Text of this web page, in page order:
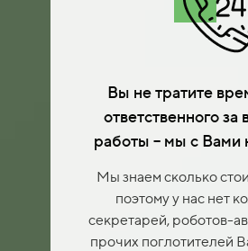
Вы не тратите
ответственного
работы – мы с Вами
Мы знаем сколько
поэтому у нас нет
секретарей, роботов-
прочих поглотителей